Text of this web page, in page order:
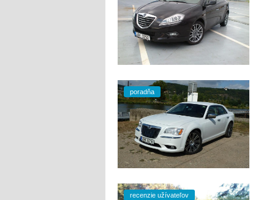
poradňa
recenzie užívateľov